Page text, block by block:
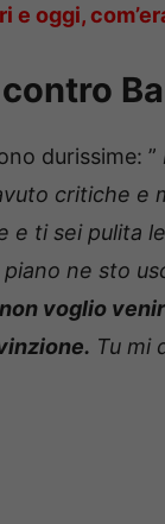
e oggi,
durissime: ”
critiche e
e ti sei pulita
ne sto
voglio
Tu mi